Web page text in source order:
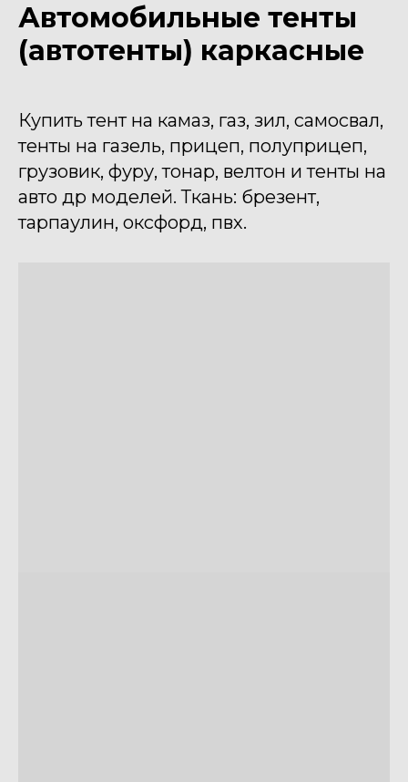
Автомобильные тенты
(автотенты) каркасные
Купить тент на камаз, газ, зил, самосвал,
тенты на газель, прицеп, полуприцеп,
грузовик, фуру, тонар, велтон и тенты на
авто др моделей. Ткань: брезент,
тарпаулин, оксфорд, пвх.